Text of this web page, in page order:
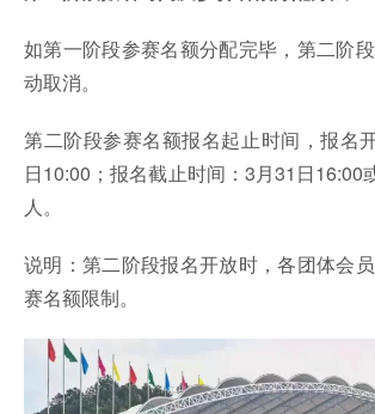
如第一阶段参赛名额分配完毕，第二阶
动取消。
第二阶段参赛名额报名起止时间，报名
日10:00；报名截止时间：3月31日16:00
人。
说明：第二阶段报名开放时，各团体会
赛名额限制。